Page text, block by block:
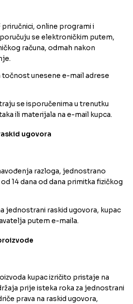
priručnici, online programi i
se elektroničkim putem,
računa, odmah nakon
točnost unesene e-mail adrese
se isporučenima u trenutku
ili materijala na e-mail kupca.
ugovora
razloga, jednostrano
14 dana od dana primitka fizičkog
jednostrani raskid ugovora, kupac
putem e-maila.
kupac izričito pristaje na
prije isteka roka za jednostrani
prava na raskid ugovora,